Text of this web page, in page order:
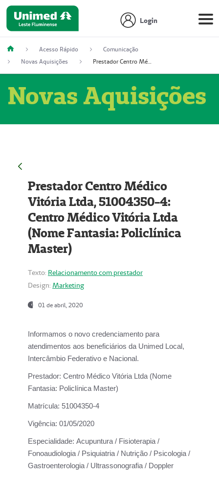
Login
Acesso Rápido
Comunicação
Novas Aquisições
Prestador Centro Médico Vitória Ltda, 51004350-4: Centro Médico Vitória Ltda (Nome Fantasia: Policlínica Master)
Novas Aquisições
Prestador Centro Médico
Vitória Ltda, 51004350-4:
Centro Médico Vitória Ltda
(Nome Fantasia: Policlínica
Master)
Texto: Relacionamento com prestador
Design: Marketing
01 de abril, 2020
Informamos o novo credenciamento para
atendimentos aos beneficiários da Unimed Local,
Intercâmbio Federativo e Nacional.
Prestador: Centro Médico Vitória Ltda (Nome
Fantasia: Policlínica Master)
Matrícula: 51004350-4
Vigência: 01/05/2020
Especialidade: Acupuntura / Fisioterapia /
Fonoaudiologia / Psiquiatria / Nutrição / Psicologia /
Gastroenterologia / Ultrassonografia / Doppler